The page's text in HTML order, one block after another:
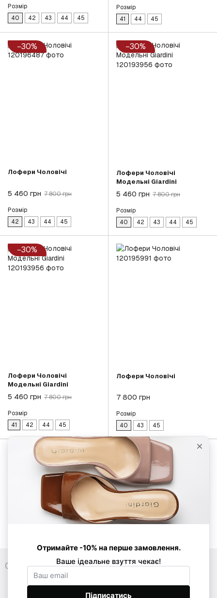
Розмір
40
42 43 44 45
Розмір
41
44 45
−30%
Лофери Чоловічі
5 460 грн 7 800 грн
Розмір
42
43 44 45
−30%
Лофери Чоловічі
Mодельні Giardini
5 460 грн 7 800 грн
Розмір
40
42 43 44 45
−30%
Лофери Чоловічі
Mодельні Giardini
5 460 грн 7 800 грн
Розмір
41
42 44 45
Лофери Чоловічі
7 800 грн
Розмір
40
43 45
Показати ще 20 товарів
Назад Вперед
0 800 33 86 01 089 520-24-16 068 877-03-53
Контакти